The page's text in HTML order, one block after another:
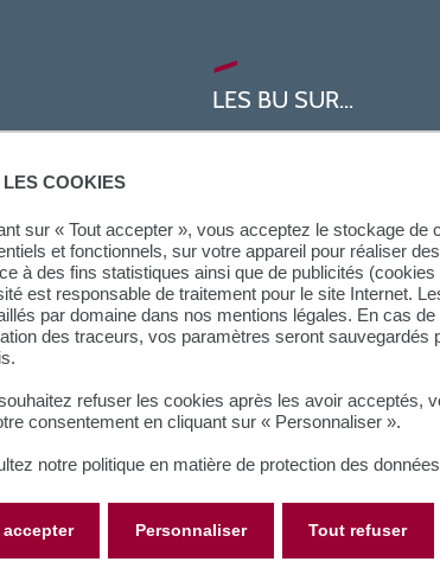
COOKIES
sur « Tout accepter », vous acceptez le stockage de
et fonctionnels, sur votre appareil pour réaliser
à des fins statistiques ainsi que de publicités (cookies
est responsable de traitement pour le site Internet.
par domaine dans nos mentions légales. En cas de
des traceurs, vos paramètres seront sauvegardés
refuser les cookies après les avoir acceptés,
consentement en cliquant sur « Personnaliser ».
notre politique en matière de protection des
Tout refuser
Personnaliser
LES BU SUR...